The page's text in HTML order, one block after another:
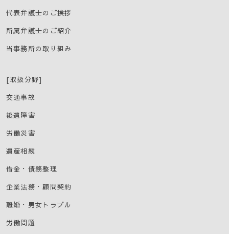
代表弁護士のご挨拶
所属弁護士のご紹介
当事務所の取り組み
[取扱分野]
交通事故
後遺障害
労働災害
遺産相続
借金・債務整理
企業法務・顧問契約
離婚・男女トラブル
労働問題